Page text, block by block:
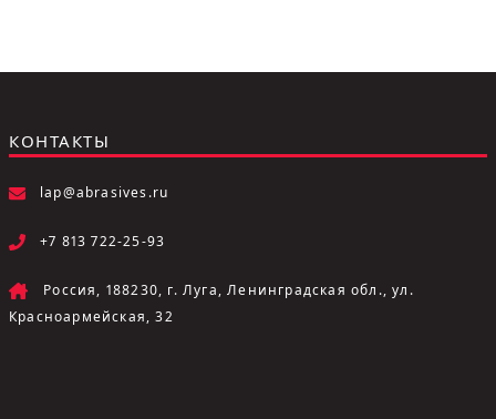
КОНТАКТЫ
lap@abrasives.ru
+7 813 722-25-93
Россия, 188230, г. Луга, Ленинградская обл., ул.
Красноармейская, 32